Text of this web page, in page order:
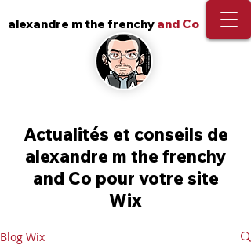
alexandre m the frenchy and Co
Actualités et conseils de
alexandre m the frenchy
and Co pour votre site
Wix
Blog Wix